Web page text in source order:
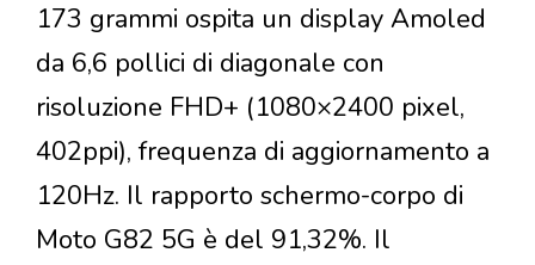
173 grammi ospita un display Amoled
da 6,6 pollici di diagonale con
risoluzione FHD+ (1080×2400 pixel,
402ppi), frequenza di aggiornamento a
120Hz. Il rapporto schermo-corpo di
Moto G82 5G è del 91,32%. Il